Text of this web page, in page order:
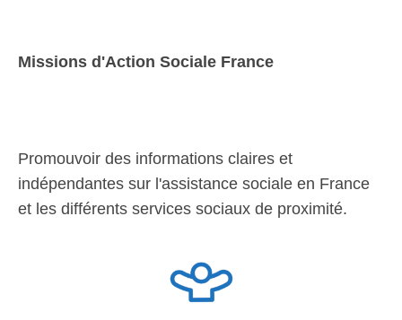
Missions d'Action Sociale France
Promouvoir des informations claires et
indépendantes sur l'assistance sociale en France
et les différents services sociaux de proximité.